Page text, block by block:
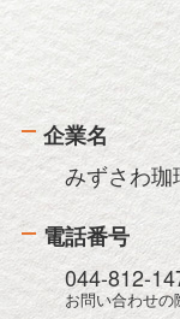
企業名
みずさわ珈
電話番号
044-812-
お問い合わせ